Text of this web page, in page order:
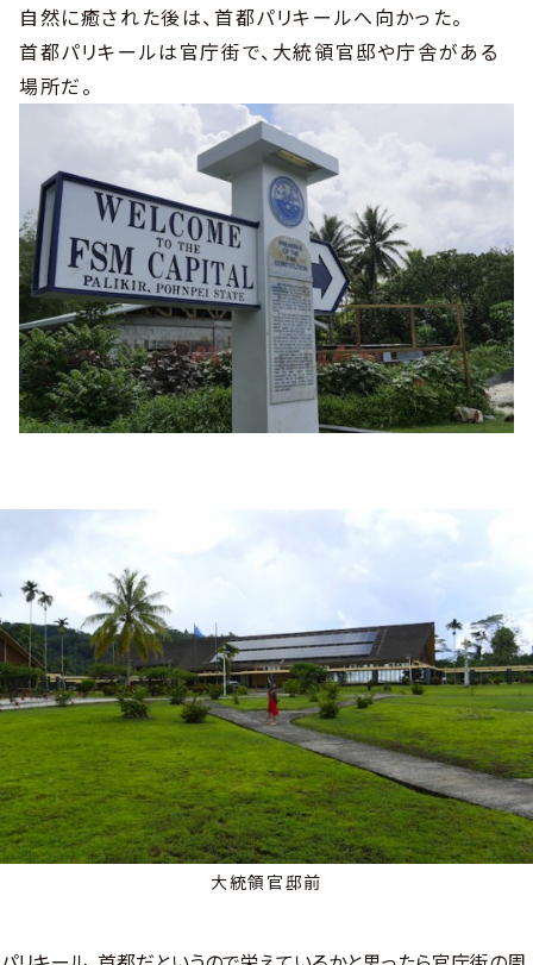
自然に癒された後は、首都パリキールへ向かった。
首都パリキールは官庁街で、大統領官邸や庁舎がある
場所だ。
大統領官邸前